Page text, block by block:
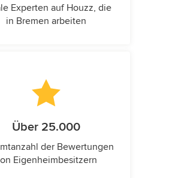
Experten auf Houzz, die
in Bremen arbeiten
Über 25.000
der Bewertungen
Eigenheimbesitzern